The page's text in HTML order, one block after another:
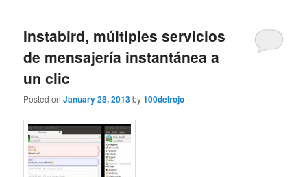
Instabird, múltiples servicios
de mensajería instantánea a
un clic
Posted onJanuary 28, 2013by100delrojo